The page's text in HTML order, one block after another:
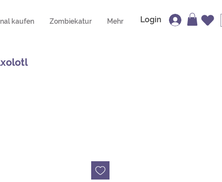
kaufen Zombiekatur Mehr Login